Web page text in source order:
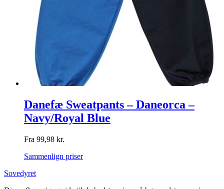
Danefæ Sweatpants – Daneorca –
Navy/Royal Blue
Fra 99,98 kr.
Sammenlign priser
Sovedyret